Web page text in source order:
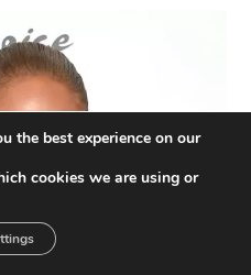
the best experience on our
cookies we are using or